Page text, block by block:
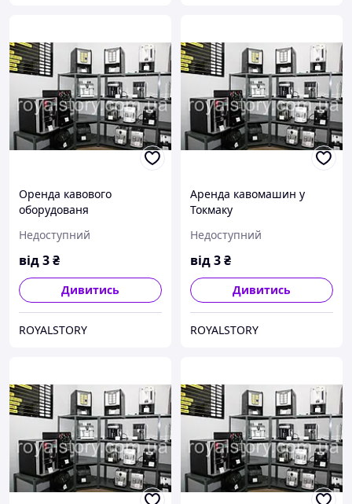
Оренда кавового
оборудованя
Недоступний
від3₴
Дивитись
ROYALSTORY
Аренда кавомашин у
Токмаку
Недоступний
від3₴
Дивитись
ROYALSTORY